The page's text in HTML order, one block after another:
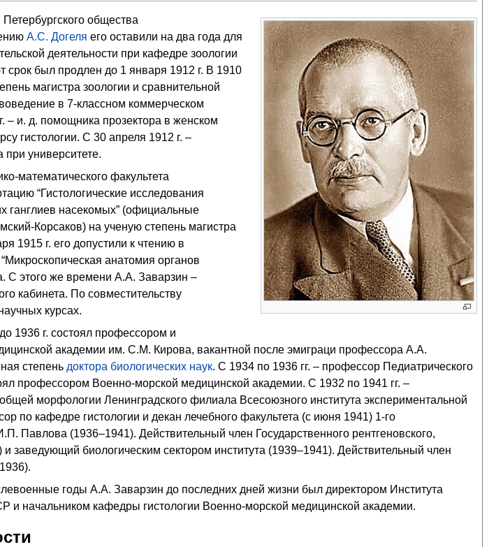
общества
А.С. Догеля его оставили на два года для
деятельности при кафедре зоологии
срок был продлен до 1 января 1912 г. В 1910
магистра зоологии и сравнительной
в 7-классном коммерческом
– и. д. помощника прозектора в женском
гистологии. С 30 апреля 1912 г. –
при университете.
математического факультета
“Гистологические исследования
ганглиев насекомых” (официальные
Корсаков) на ученую степень магистра
1915 г. его допустили к чтению в
анатомия органов
С этого же времени А.А. Заварзин –
кабинета. По совместительству
курсах.
1936 г. состоял профессором и
академии им. С.М. Кирова, вакантной после эмиграци профессора А.А.
степень доктора биологических наук. С 1934 по 1936 гг. – профессор Педиатрического
профессором Военно-морской медицинской академии. С 1932 по 1941 гг. –
морфологии Ленинградского филиала Всесоюзного института экспериментальной
кафедре гистологии и декан лечебного факультета (с июня 1941) 1-го
Павлова (1936–1941). Действительный член Государственного рентгеновского,
и заведующий биологическим сектором института (1939–1941). Действительный член
годы А.А. Заварзин до последних дней жизни был директором Института
и начальником кафедры гистологии Военно-морской медицинской академии.